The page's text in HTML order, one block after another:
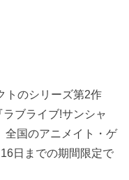
トのシリーズ第2作
ラブライブ!サンシャ
全国のアニメイト・ゲ
日までの期間限定で